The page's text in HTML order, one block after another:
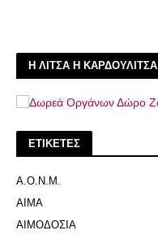
Η ΛΙΤΣΑ Η ΚΑΡΔΟΥΛΙΤΣΑ
ΕΤΙΚΕΤΕΣ
Α.Ο.Ν.Μ.
ΑΙΜΑ
ΑΙΜΟΔΟΣΙΑ